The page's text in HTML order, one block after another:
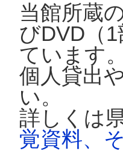
当館所蔵
びDVD（
ています。
個人貸出
い。
詳しくは
覚資料、